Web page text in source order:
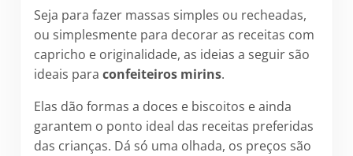
Seja para fazer massas simples ou recheadas,
ou simplesmente para decorar as receitas com
capricho e originalidade, as ideias a seguir são
ideais para confeiteiros mirins.
Elas dão formas a doces e biscoitos e ainda
garantem o ponto ideal das receitas preferidas
das crianças. Dá só uma olhada, os preços são